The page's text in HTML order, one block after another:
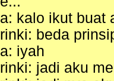
a: kalo ikut buat
rinki: beda
a: iyah
rinki: jadi aku